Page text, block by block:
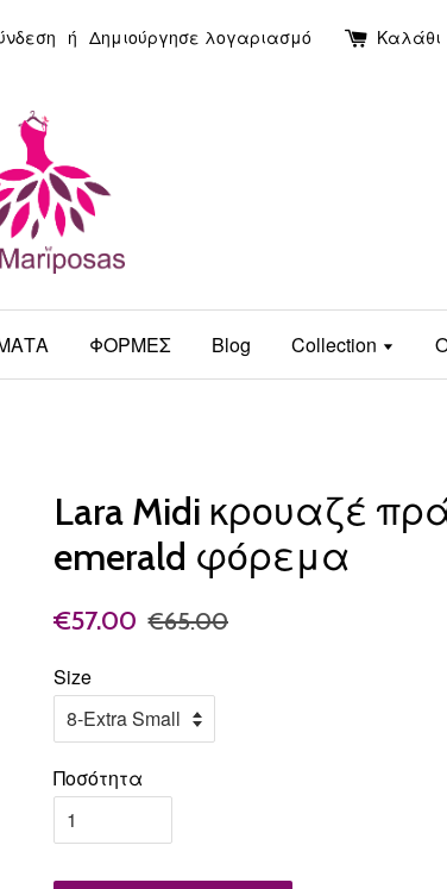
ή Δημιούργησε λογαριασμό Καλάθι
ΦΟΡΜΕΣ Blog Collection
Lara Midi κρουαζέ
emerald φόρεμα
€57.00 €65.00
Size
Ποσότητα